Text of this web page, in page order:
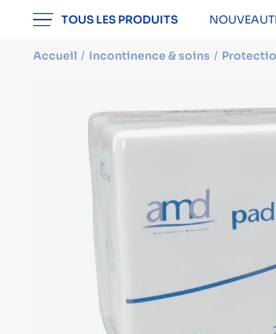
TOUS LES PRODUITS
Accueil Incontinence & soins